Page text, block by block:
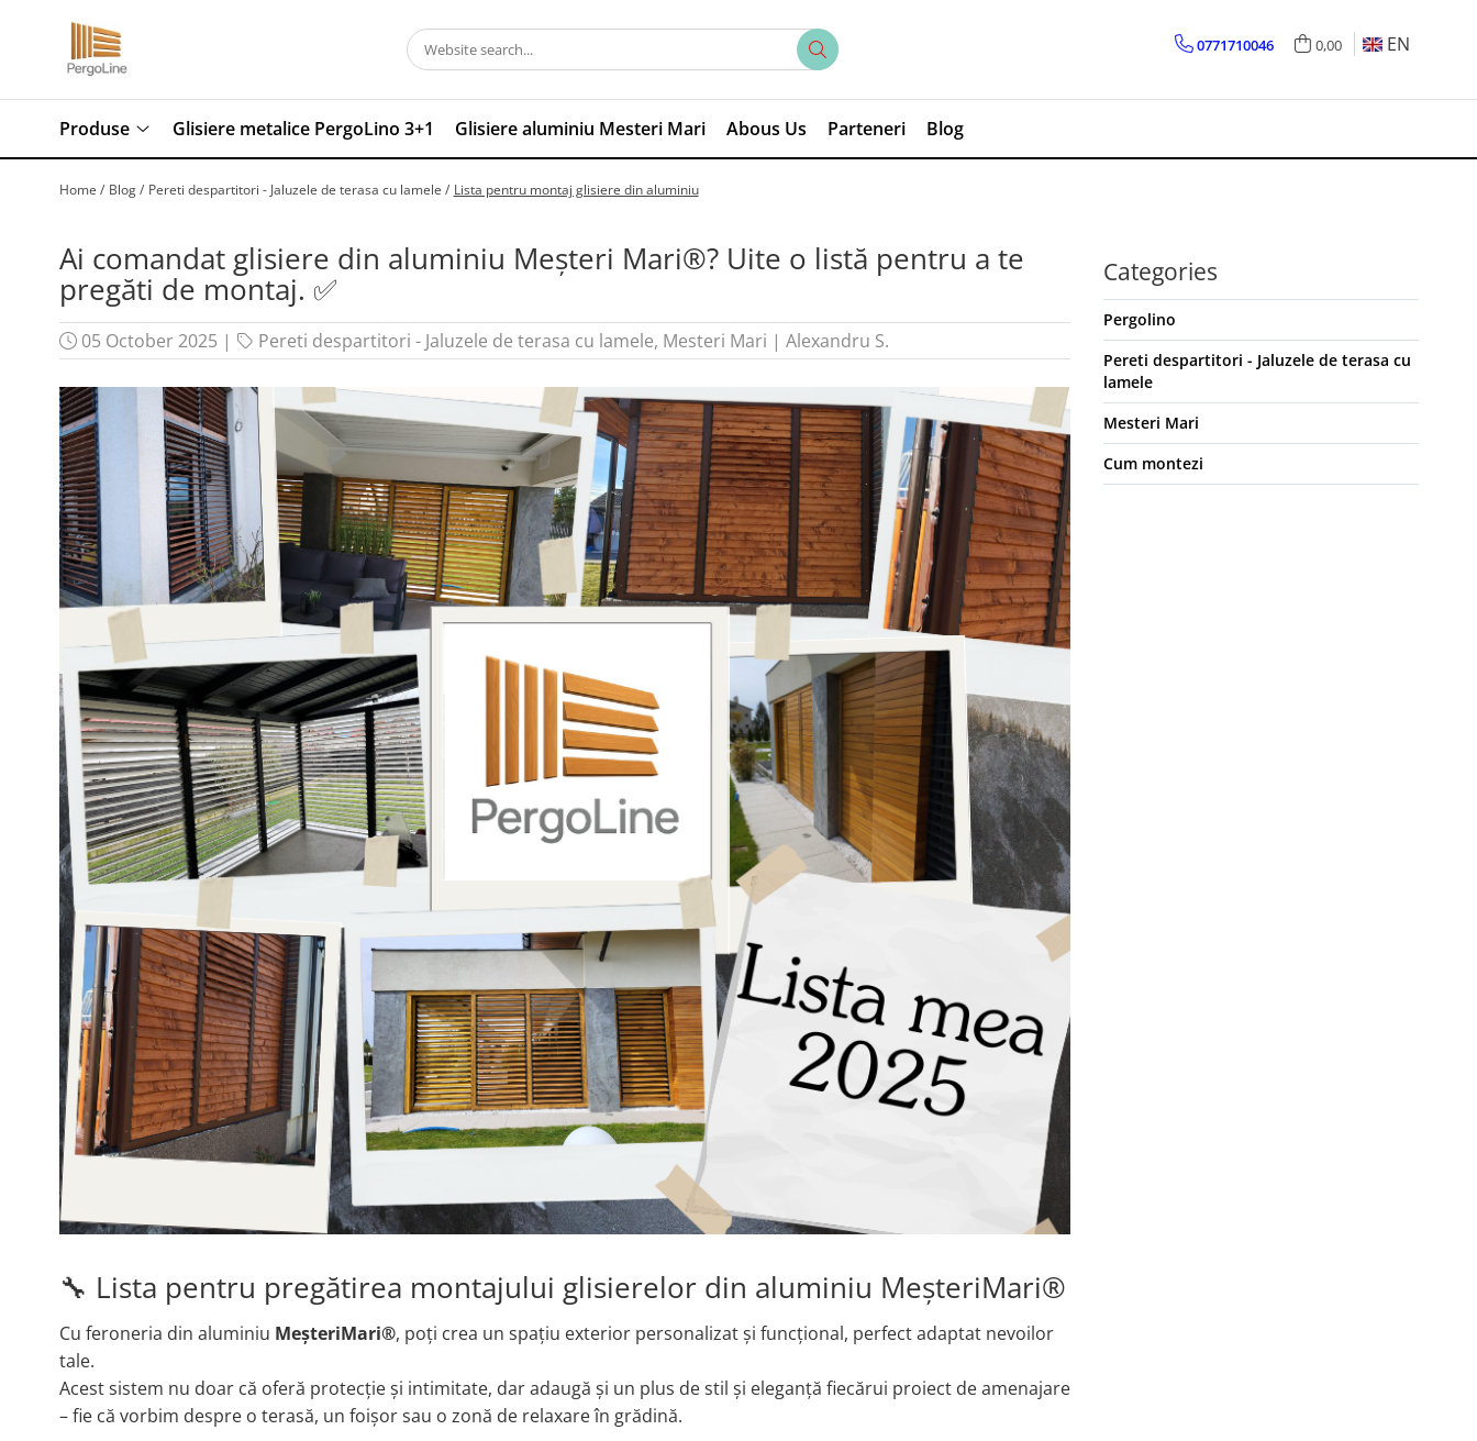
Produse
Kit PergoLino orizontal
PergoLino Vertical
Tratarea lemnului
DecoLine
Conectori metalici
Spatii exterioare
Decoratiuni ''Tree of life"
Decoratiuni Florale
Grill & firepit
Numar casa
Panouri porti si garduri
Terasa cadru container
Glisiere / feronerii
Feroneriile PergoLino®
Glisiere din aluminiu
Glisiere compozit HDPE
Accesorii
0771710046 0,00 EN
Produse Glisiere metalice PergoLino 3+1 Glisiere aluminiu Mesteri Mari Abous Us Parteneri Blog
Home / Blog / Pereti despartitori - Jaluzele de terasa cu lamele / Lista pentru montaj glisiere din aluminiu
Ai comandat glisiere din aluminiu Meșteri Mari®? Uite o listă pentru a te
pregăti de montaj. ✅
05 October 2025 | Pereti despartitori - Jaluzele de terasa cu lamele, Mesteri Mari | Alexandru S.
🔧 Lista pentru pregătirea montajului glisierelor din aluminiu MeșteriMari®
Cu feroneria din aluminiu MeșteriMari®, poți crea un spațiu exterior personalizat și funcțional, perfect adaptat nevoilor
tale.
Acest sistem nu doar că oferă protecție și intimitate, dar adaugă și un plus de stil și eleganță fiecărui proiect de amenajare
– fie că vorbim despre o terasă, un foișor sau o zonă de relaxare în grădină.
Categories
Pergolino
Pereti despartitori - Jaluzele de terasa cu
lamele
Mesteri Mari
Cum montezi